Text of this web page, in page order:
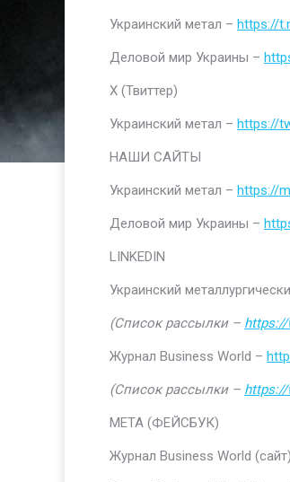
Украинский метал – https://
Деловой мир Украины –
Х (Твиттер)
Украинский метал – https://
НАШИ САЙТЫ
Украинский метал – https://
Деловой мир Украины –
LINKEDIN
Украинский
(Список рассылки – https://
Журнал Business World –
(Список рассылки – https://
МЕТА (ФЕЙСБУК)
Журнал Business World